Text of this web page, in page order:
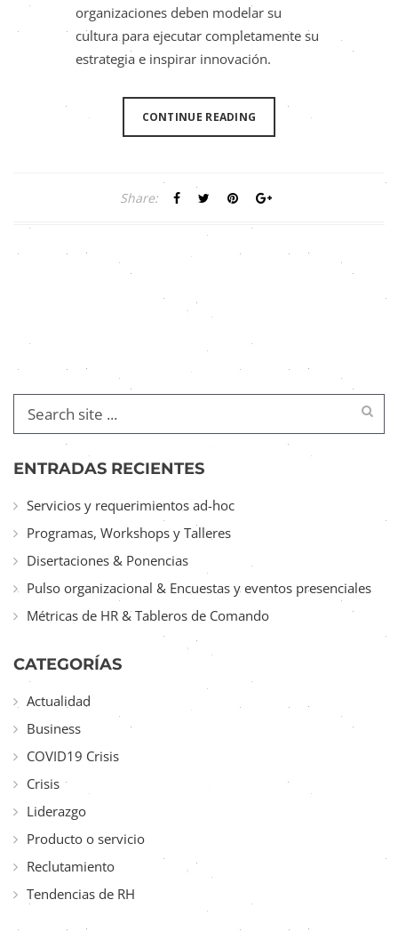
organizaciones deben modelar su
cultura para ejecutar completamente su
estrategia e inspirar innovación.
CONTINUE READING
Share:
ENTRADAS RECIENTES
Servicios y requerimientos ad-hoc
Programas, Workshops y Talleres
Disertaciones & Ponencias
Pulso organizacional & Encuestas y eventos presenciales
Métricas de HR & Tableros de Comando
CATEGORÍAS
Actualidad
Business
COVID19 Crisis
Crisis
Liderazgo
Producto o servicio
Reclutamiento
Tendencias de RH